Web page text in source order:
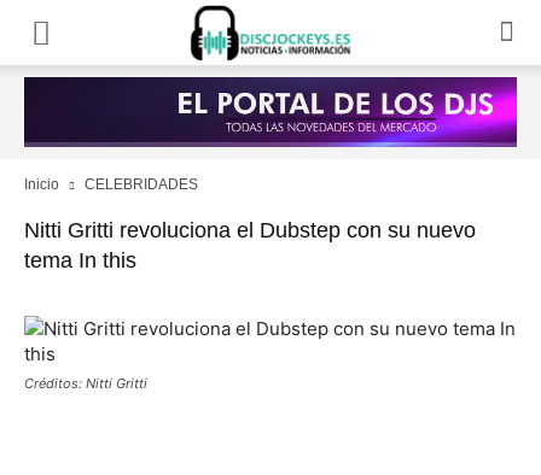
Inicio CELEBRIDADES
Nitti Gritti revoluciona el Dubstep con su nuevo
tema In this
Créditos: Nitti Gritti